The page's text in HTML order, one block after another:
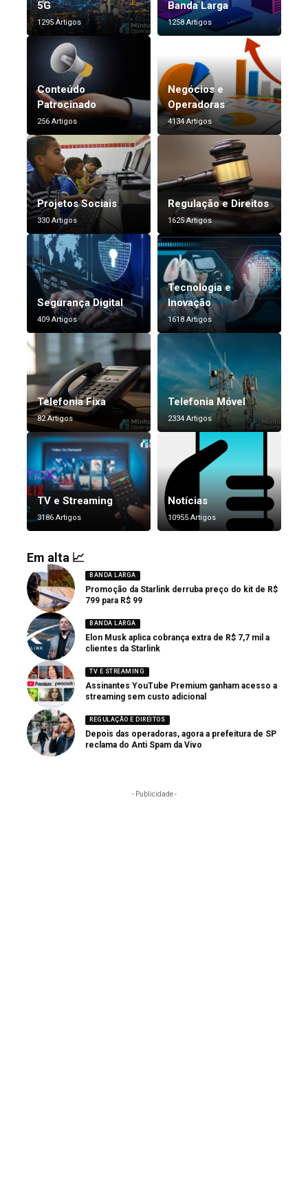
5G
1295 Artigos
Banda Larga
1258 Artigos
Conteúdo
Patrocinado
256 Artigos
Negócios e
Operadoras
4134 Artigos
Projetos Sociais
330 Artigos
Regulação e Direitos
1625 Artigos
Segurança Digital
409 Artigos
Tecnologia e
Inovação
1618 Artigos
Telefonia Fixa
82 Artigos
Telefonia Móvel
2334 Artigos
TV e Streaming
3186 Artigos
Notícias
10955 Artigos
Em alta 📈
BANDA LARGA
Promoção da Starlink derruba preço do kit de R$
799 para R$ 99
BANDA LARGA
Elon Musk aplica cobrança extra de R$ 7,7 mil a
clientes da Starlink
TV E STREAMING
Assinantes YouTube Premium ganham acesso a
streaming sem custo adicional
REGULAÇÃO E DIREITOS
Depois das operadoras, agora a prefeitura de SP
reclama do Anti Spam da Vivo
- Publicidade -